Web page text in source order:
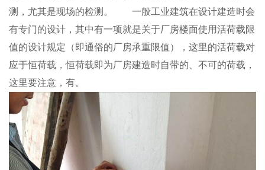
测，尤其是现场的检测。 一般工业建筑在设计建造时会
有专门的设计，其中有一项就是关于厂房楼面使用活荷载限
值的设计规定（即通俗的厂房承重限值），这里的活荷载对
应于恒荷载，恒荷载即为厂房建造时自带的、不可的荷载，
这里要注意，有。